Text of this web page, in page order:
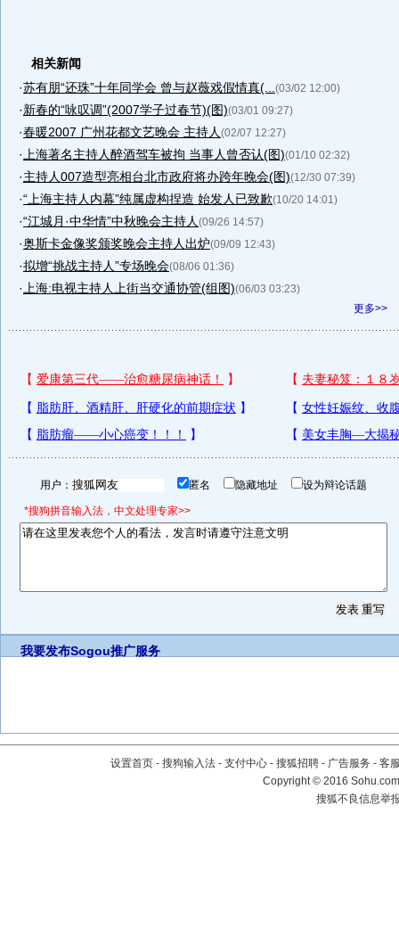
相关新闻
·苏有朋“还珠”十年同学会 曾与赵薇戏假情真(... (03/02 12:00)
·新春的“咏叹调”(2007学子过春节)(图)(03/01 09:27)
·春暖2007 广州花都文艺晚会 主持人 (02/07 12:27)
· 上海著名主持人醉酒驾车被拘 当事人曾否认(图)(01/10 02:32)
·主持人007造型亮相台北市政府将办跨年晚会(图)(12/30 07:39)
·“上海主持人内幕”纯属虚构捏造 始发人已致歉(10/20 14:01)
·“江城月·中华情”中秋晚会主持人 (09/26 14:57)
·奥斯卡金像奖颁奖晚会主持人出炉(09/09 12:43)
·拟增“挑战主持人”专场晚会(08/06 01:36)
· 上海:电视主持人上街当交通协管(组图)(06/03 03:23)
更多>>
用户： 匿名 隐藏地址 设为辩论话题
*搜狗拼音输入法，中文处理专家>>
我要发布Sogou推广服务
设置首页 - 搜狗输入法 - 支付中心 - 搜狐招聘 - 广告服务 - 客
Copyright©2016
搜狐不良信息举